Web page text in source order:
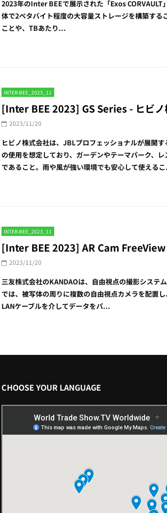
2023年のInter BEEで展示された「Exos CORVAULT
体で2ペタバイト程度の大容量ストレージを構築す
ことや、TBあたり...
INTER-BEE_2023_11
[Inter BEE 2023] GS Series - ヒビ
2023/11/20
ヒビノ株式会社は、JBLプロフェッショナルが展開
の使用を想定しており、ガーデンやテーマパーク、
であること。雨や風が強い環境でも安心して使える
INTER-BEE_2023_11
[Inter BEE 2023] AR Cam
2023/11/20
三友株式会社のKANDAOは、自由視点の撮影システ
では、被写体の周りに複数の自由視点カメラを配置
LANケーブルを介してデータをパ...
CHOOSE YOUR LANGUAGE